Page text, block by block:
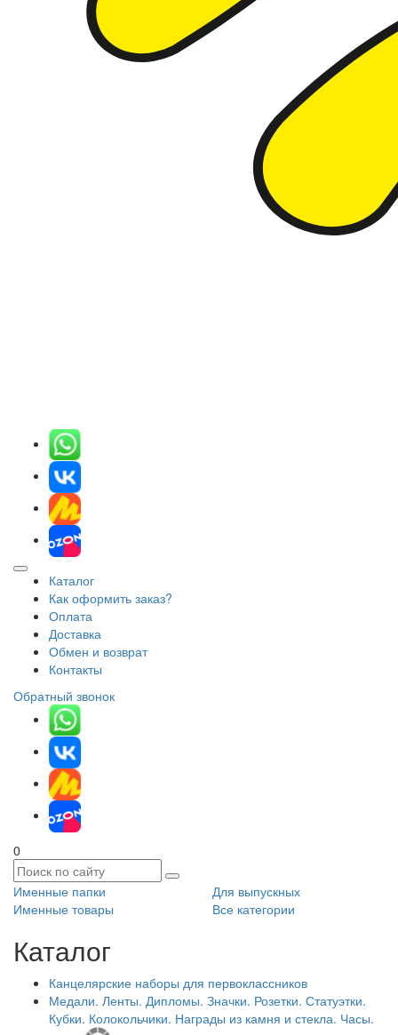
Каталог
Как оформить заказ?
Оплата
Доставка
Обмен и возврат
Контакты
Обратный звонок
0
Именные папки
Для выпускных
Именные товары
Все категории
Каталог
Канцелярские наборы для первоклассников
Медали. Ленты. Дипломы. Значки. Розетки. Статуэтки.
Кубки. Колокольчики. Награды из камня и стекла. Часы.